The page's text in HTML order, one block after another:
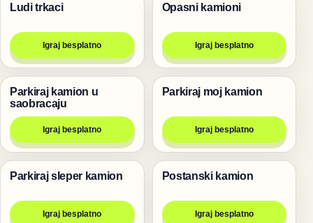
Trke
Ludi trkaci
Igraj besplatno
Trke
Opasni kamioni
Igraj besplatno
Trke
Parkiraj kamion u
saobracaju
Igraj besplatno
Trke
Parkiraj moj kamion
Igraj besplatno
Trke
Parkiraj sleper kamion
Igraj besplatno
Trke
Postanski kamion
Igraj besplatno